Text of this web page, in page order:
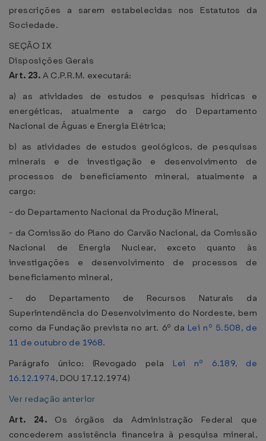
prescrições a sarem estabelecidas nos Estatutos da
Sociedade.
SEÇÃO IX
Disposições Gerais
Art. 23. A C.P.R.M. executará:
a) as atividades de estudos e pesquisas hídricas e
energéticas, atualmente a cargo do Departamento
Nacional de Águas e Energia Elétrica;
b) as atividades de estudos geológicos, de pesquisas
minerais e de investigação e desenvolvimento de
processos de beneficiamento mineral, atualmente a
cargo:
- do Departamento Nacional da Produção Mineral,
- da Comissão do Plano do Carvão Nacional, da Comissão
Nacional de Energia Nuclear, exceto quanto às
investigações e desenvolvimento de processos de
beneficiamento mineral,
- do Departamento de Recursos Naturais da
Superintendência do Desenvolvimento do Nordeste, bem
como da Fundação prevista no art. 6º da Lei nº 5.508, de
11 de outubro de 1968.
Parágrafo único: (Revogado pela Lei nº 6.189, de
16.12.1974, DOU 17.12.1974)
Ver redação anterior
Art. 24. Os órgãos da Administração Federal que
concederem assistência financeira à pesquisa mineral,